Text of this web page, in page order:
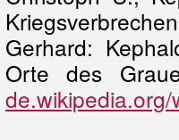
Gerhard:
Orte des